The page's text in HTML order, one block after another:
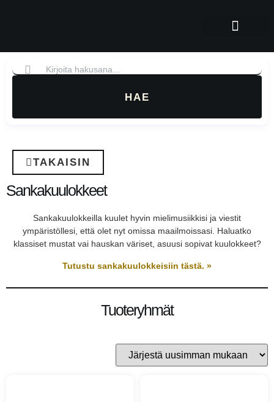
HAE
TAKAISIN
Sankakuulokkeet
Sankakuulokkeilla kuulet hyvin mielimusiikkisi ja viestit
ympäristöllesi, että olet nyt omissa maailmoissasi. Haluatko
klassiset mustat vai hauskan väriset, asuusi sopivat kuulokkeet?
Tutustu sankakuulokkeisiin tästä. »
Tuoteryhmät